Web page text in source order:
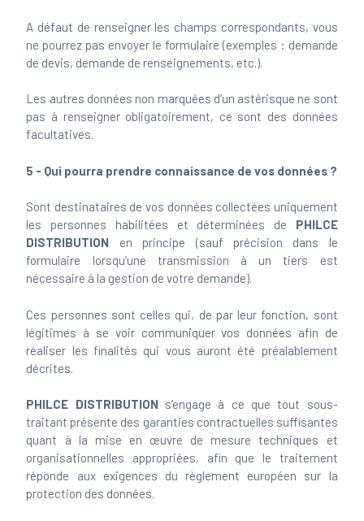
A défaut de renseigner les champs correspondants, vous
ne pourrez pas envoyer le formulaire (exemples : demande
de devis, demande de renseignements, etc.).
Les autres données non marquées d’un astérisque ne sont
pas à renseigner obligatoirement, ce sont des données
facultatives.
5 - Qui pourra prendre connaissance de vos données ?
Sont destinataires de vos données collectées uniquement
les personnes habilitées et déterminées de PHILCE
DISTRIBUTION en principe (sauf précision dans le
formulaire lorsqu’une transmission à un tiers est
nécessaire à la gestion de votre demande).
Ces personnes sont celles qui, de par leur fonction, sont
légitimes à se voir communiquer vos données afin de
réaliser les finalités qui vous auront été préalablement
décrites.
PHILCE DISTRIBUTION s’engage à ce que tout sous-
traitant présente des garanties contractuelles suffisantes
quant à la mise en œuvre de mesure techniques et
organisationnelles appropriées, afin que le traitement
réponde aux exigences du règlement européen sur la
protection des données.